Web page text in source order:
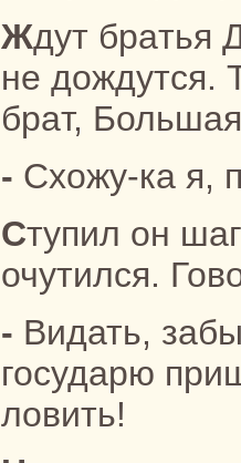
Ждут бpaтья Длинную Ногу, никак
не дождутся.
бpaт,
- Схожу-ка я,
Ступил он шаг и нa морскoм берегу
очутился.
- Видать, забыл ты, зачем мы к
государю
ловить!